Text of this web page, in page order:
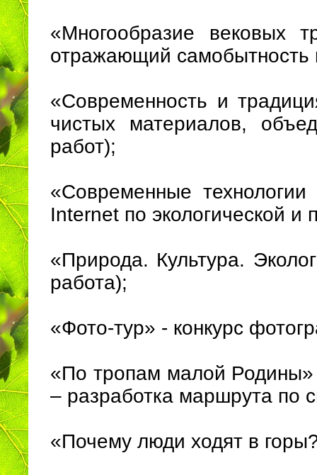
«Многообразие вековых
отражающий самобытность
«Современность и
чистых материалов,
работ);
«Современные
Internet по экологической
«Природа. Культура.
работа);
«Фото-тур» - конкурс
«По тропам малой Родины»
– разработка маршрута по
«Почему люди ходят в